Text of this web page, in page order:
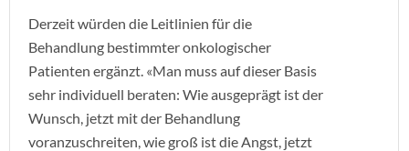
Derzeit würden die Leitlinien für die
Behandlung bestimmter onkologischer
Patienten ergänzt. «Man muss auf dieser Basis
sehr individuell beraten: Wie ausgeprägt ist der
Wunsch, jetzt mit der Behandlung
voranzuschreiten, wie groß ist die Angst, jetzt